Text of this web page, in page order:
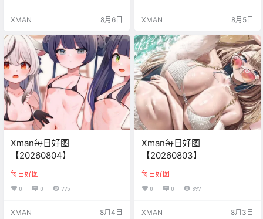
XMAN 8月6日 XMAN 8月5日
Xman每日好图
【20260804】
每日好图
0 0 775
XMAN 8月4日
Xman每日好图
【20260803】
每日好图
0 0 897
XMAN 8月3日